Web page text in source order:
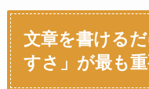
文章を書ける
すさ」が最も